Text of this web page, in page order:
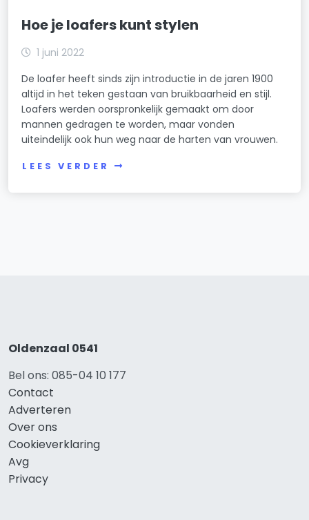
Hoe je loafers kunt stylen
1 juni 2022
De loafer heeft sinds zijn introductie in de jaren 1900
altijd in het teken gestaan van bruikbaarheid en stijl.
Loafers werden oorspronkelijk gemaakt om door
mannen gedragen te worden, maar vonden
uiteindelijk ook hun weg naar de harten van vrouwen.
LEES VERDER
Oldenzaal 0541
Bel ons: 085-04 10 177
Contact
Adverteren
Over ons
Cookieverklaring
Avg
Privacy